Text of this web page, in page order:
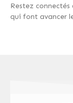
Restez
qui font avancer